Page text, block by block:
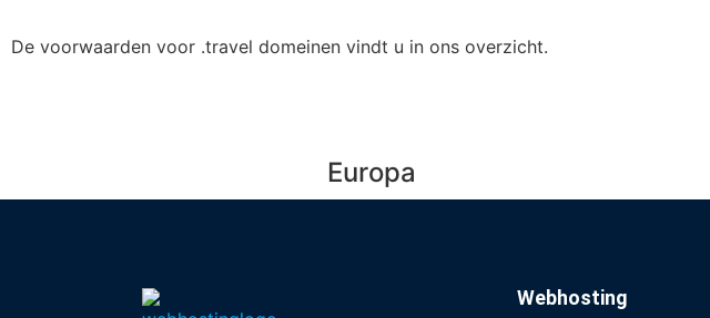
De voorwaarden voor .travel domeinen vindt u in ons overzicht.
Europa
Webhosting